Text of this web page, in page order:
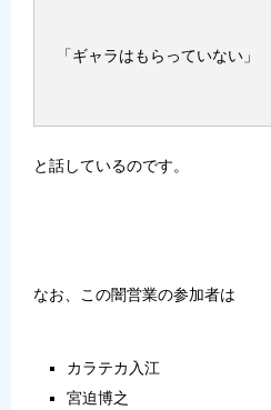
「ギャラはもらっていない」
と話しているのです。
なお、この闇営業の参加者は
カラテカ入江
宮迫博之